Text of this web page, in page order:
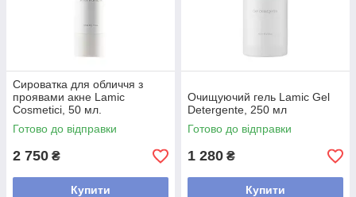
Сироватка для обличчя з
проявами акне Lamic
Cosmetici, 50 мл.
Готово до відправки
2 750 ₴
Купити
Очищуючий гель Lamic Gel
Detergente, 250 мл
Готово до відправки
1 280 ₴
Купити